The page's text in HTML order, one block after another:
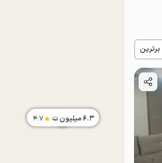
6.3میلیون ت 4.7
برترین